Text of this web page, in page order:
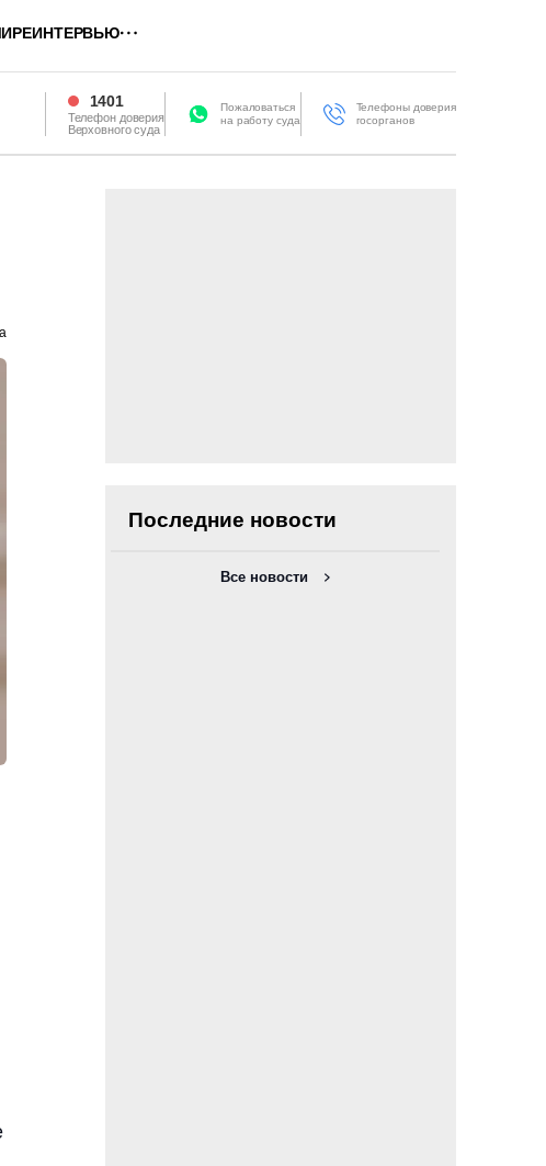
ИНТЕРВЬЮ
1401
Телефон доверия
Верховного суда
Пожаловаться
на работу суда
Телефоны доверия
госорганов
Последние новости
Все новости